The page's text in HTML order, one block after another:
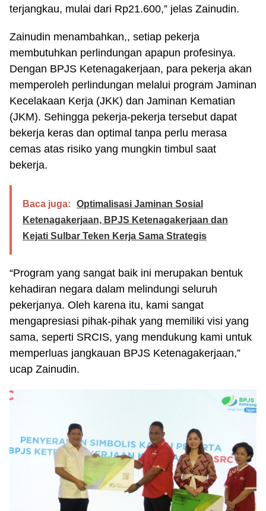
terjangkau, mulai dari Rp21.600,” jelas Zainudin.
Zainudin menambahkan,, setiap pekerja
membutuhkan perlindungan apapun profesinya.
Dengan BPJS Ketenagakerjaan, para pekerja akan
memperoleh perlindungan melalui program Jaminan
Kecelakaan Kerja (JKK) dan Jaminan Kematian
(JKM). Sehingga pekerja-pekerja tersebut dapat
bekerja keras dan optimal tanpa perlu merasa
cemas atas risiko yang mungkin timbul saat
bekerja.
Baca juga:
Optimalisasi Jaminan Sosial
Ketenagakerjaan, BPJS Ketenagakerjaan dan
Kejati Sulbar Teken Kerja Sama Strategis
“Program yang sangat baik ini merupakan bentuk
kehadiran negara dalam melindungi seluruh
pekerjanya. Oleh karena itu, kami sangat
mengapresiasi pihak-pihak yang memiliki visi yang
sama, seperti SRCIS, yang mendukung kami untuk
memperluas jangkauan BPJS Ketenagakerjaan,”
ucap Zainudin.